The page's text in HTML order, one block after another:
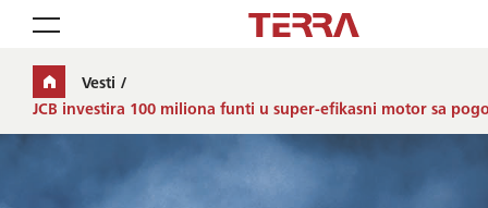
Toggle navigation
Vesti
JCB investira 100 miliona funti u super-efikasni motor sa